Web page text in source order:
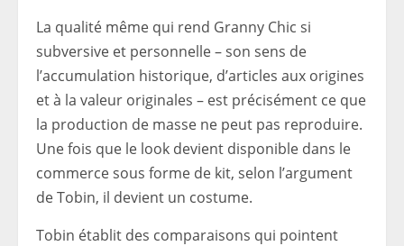
La qualité même qui rend Granny Chic si
subversive et personnelle – son sens de
l’accumulation historique, d’articles aux origines
et à la valeur originales – est précisément ce que
la production de masse ne peut pas reproduire.
Une fois que le look devient disponible dans le
commerce sous forme de kit, selon l’argument
de Tobin, il devient un costume.
Tobin établit des comparaisons qui pointent